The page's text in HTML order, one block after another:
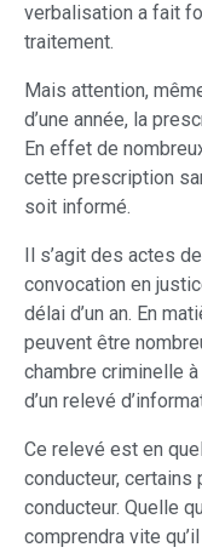
verbalisation a fait
traitement.
Mais attention,
d’une année, la
En effet de
cette prescription
soit informé.
Il s’agit des actes
convocation en
délai d’un an. En
peuvent être
chambre criminelle
d’un relevé
Ce relevé est en
conducteur, certains
conducteur. Quelle
comprendra vite